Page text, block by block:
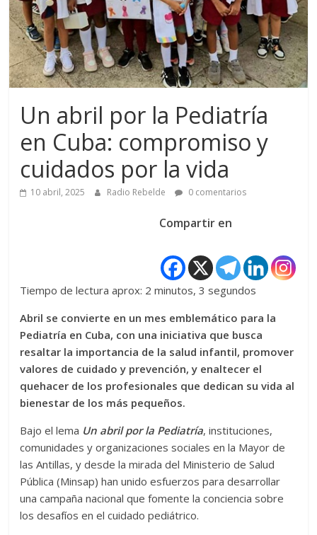
Un abril por la Pediatría
en Cuba: compromiso y
cuidados por la vida
10 abril, 2025 Radio Rebelde 0 comentarios
Compartir en
Tiempo de lectura aprox: 2 minutos, 3 segundos
Abril se convierte en un mes emblemático para la
Pediatría en Cuba, con una iniciativa que busca
resaltar la importancia de la salud infantil, promover
valores de cuidado y prevención, y enaltecer el
quehacer de los profesionales que dedican su vida al
bienestar de los más pequeños.
Bajo el lema Un abril por la Pediatría, instituciones,
comunidades y organizaciones sociales en la Mayor de
las Antillas, y desde la mirada del Ministerio de Salud
Pública (Minsap) han unido esfuerzos para desarrollar
una campaña nacional que fomente la conciencia sobre
los desafíos en el cuidado pediátrico.